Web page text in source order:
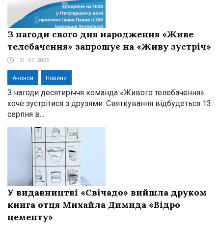
З нагоди свого дня народження «Живе
телебачення» запрошує на «Живу зустріч»
31. 07. 2023
Анонси Новини
З нагоди десятиріччя команда «Живого телебачення»
хоче зустрітися з друзями. Святкування відбудеться 13
серпня в...
У видавництві «Свічадо» вийшла друком
книга отця Михайла Димида «Відро
цементу»